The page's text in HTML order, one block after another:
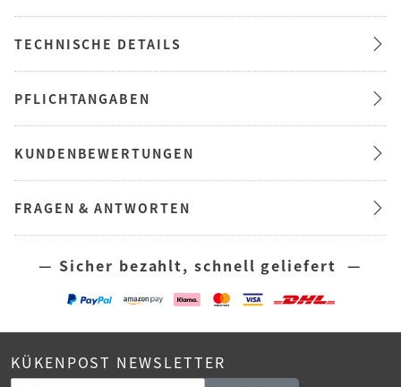
TECHNISCHE DETAILS
PFLICHTANGABEN
KUNDENBEWERTUNGEN
FRAGEN & ANTWORTEN
— Sicher bezahlt, schnell geliefert —
KÜKENPOST NEWSLETTER